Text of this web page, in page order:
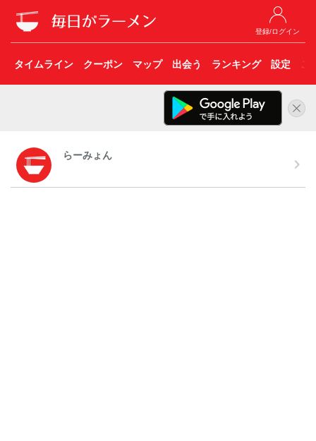
登録/ログイン
タイムライン クーポン マップ 出会う ランキング 設定 こ
らーみょん